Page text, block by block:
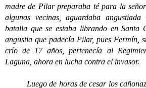
madre de Pilar preparaba té para la
algunas vecinas, aguardaba
batalla que se estaba librando en Santa
angustia que padecía Pilar, pues Fermín,
crío de 17 años, pertenecía al
Laguna, ahora en lucha contra el invasor.
Luego de horas de cesar los